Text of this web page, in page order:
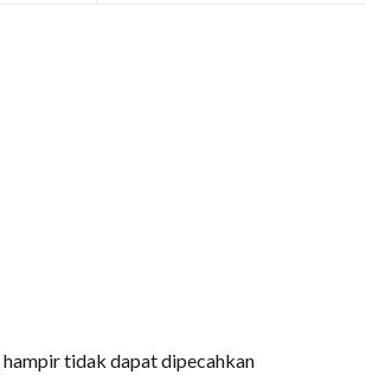
hampir tidak dapat dipecahkan